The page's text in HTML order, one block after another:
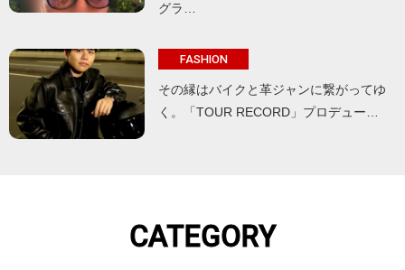
グラ…
FASHION
その縁はバイクと革ジャンに繋がってゆ
く。「TOUR RECORD」プロデュー…
CATEGORY